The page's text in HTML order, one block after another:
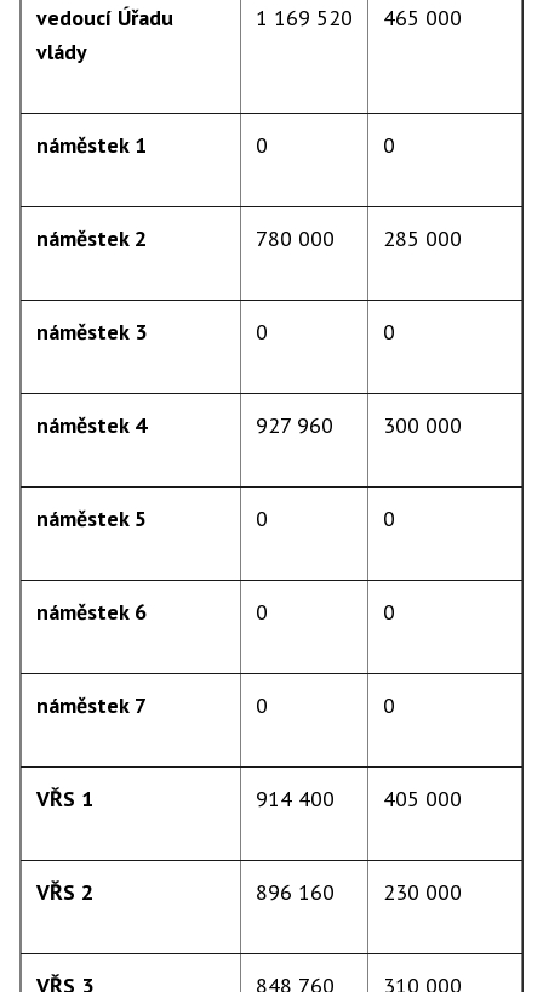
vedoucí Úřadu
vlády
1 169 520 465 000
náměstek 1 0 0
náměstek 2 780 000 285 000
náměstek 3 0 0
náměstek 4 927 960 300 000
náměstek 5 0 0
náměstek 6 0 0
náměstek 7 0 0
VŘS 1 914 400 405 000
VŘS 2 896 160 230 000
VŘS 3 848 760 310 000